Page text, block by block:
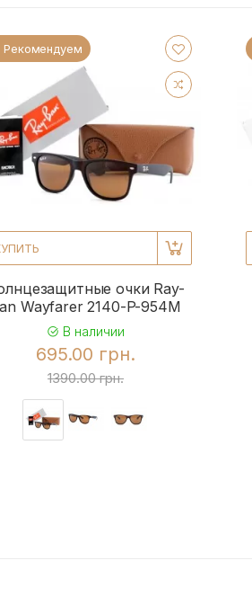
Рекомендуем
очки Ray-
Wayfarer 2140-P-954M
В наличии
695.00 грн.
1390.00 грн.